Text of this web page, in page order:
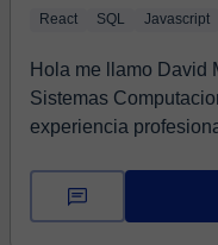
React SQL Javascript
Hola me llamo David
Sistemas
experiencia